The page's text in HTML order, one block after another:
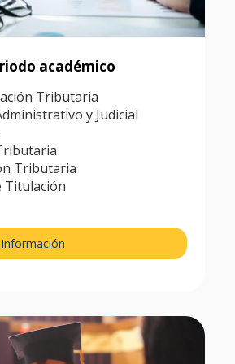
académico
Tributaria
y Judicial
Tributaria
Titulación